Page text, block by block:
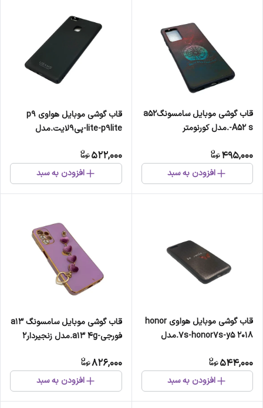
قاب گوشی موبایل سامسونگa52
-A52 s.مدل کورنومتر
495,000
افزودن به سبد
قاب گوشی موبایل هواوی p9
lite-p9lite-پی9لایت.مدل
522,000
افزودن به سبد
قاب گوشی موبایل هواوی honor
7s-honor7s-y5 2018.مدل
544,000
افزودن به سبد
قاب گوشی موبایل سامسونگ a13
فورجی-a13 4g.مدل زنجیردار2
826,000
افزودن به سبد